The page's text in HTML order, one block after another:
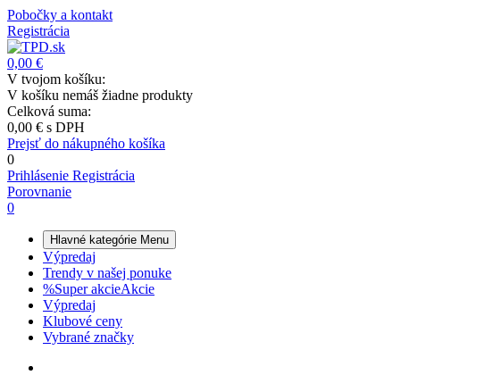
Pobočky a kontakt
Registrácia
0,00 €
V tvojom košíku:
V košíku nemáš žiadne produkty
Celková suma:
0,00 € s DPH
Prejsť do nákupného košíka
0
Prihlásenie Registrácia
Porovnanie
0
Hlavné kategórie Menu
Výpredaj
Trendy v našej ponuke
%Super akcieAkcie
Výpredaj
Klubové ceny
Vybrané značky